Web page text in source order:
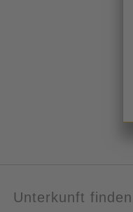
Unterkunft finden